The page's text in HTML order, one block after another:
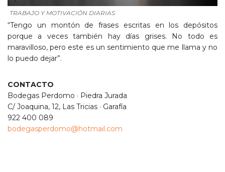
TRABAJO Y MOTIVACIÓN DIARIAS
“Tengo un montón de frases escritas en los depósitos
porque a veces también hay días grises. No todo es
maravilloso, pero este es un sentimiento que me llama y no
lo puedo dejar”.
CONTACTO
Bodegas Perdomo · Piedra Jurada
C/ Joaquina, 12, Las Tricias · Garafía
922 400 089
bodegasperdomo@hotmail.com